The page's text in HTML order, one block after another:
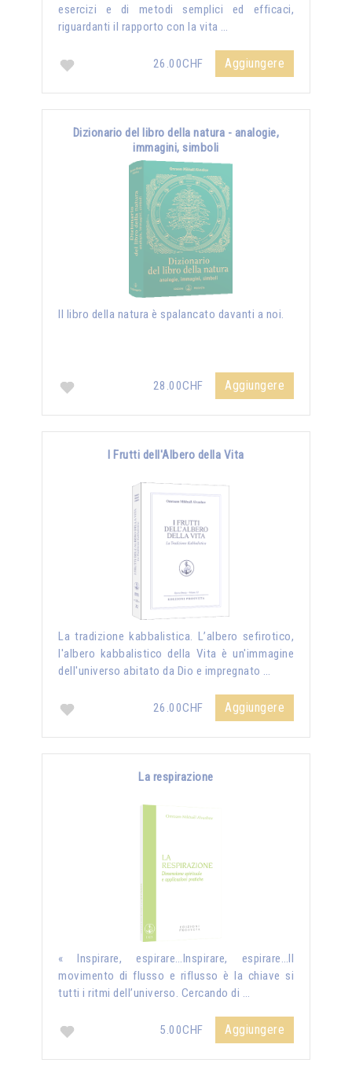
esercizi e di metodi semplici ed efficaci,
riguardanti il rapporto con la vita …
26.00CHF Aggiungere
Dizionario del libro della natura - analogie,
immagini, simboli
Il libro della natura è spalancato davanti a noi.
28.00CHF Aggiungere
I Frutti dell'Albero della Vita
La tradizione kabbalistica. L’albero sefirotico,
l'albero kabbalistico della Vita è un'immagine
dell'universo abitato da Dio e impregnato …
26.00CHF Aggiungere
La respirazione
« Inspirare, espirare…Inspirare, espirare…Il
movimento di flusso e riflusso è la chiave si
tutti i ritmi dell’universo. Cercando di …
5.00CHF Aggiungere